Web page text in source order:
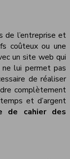
de l’entreprise et
coûteux ou une
un site web qui
lui permet pas
de réaliser
complètement
et d’argent
de cahier des